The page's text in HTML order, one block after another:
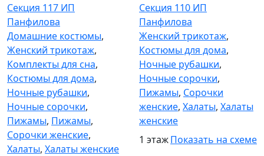
Секция 117 ИП
Панфилова
Домашние костюмы,
Женский трикотаж,
Комплекты для сна,
Костюмы для дома,
Ночные рубашки,
Ночные сорочки,
Пижамы, Пижамы,
Сорочки женские,
Халаты, Халаты женские
Секция 110 ИП
Панфилова
Женский трикотаж,
Костюмы для дома,
Ночные рубашки,
Ночные сорочки,
Пижамы, Сорочки
женские, Халаты, Халаты
женские
1 этажПоказать на схеме